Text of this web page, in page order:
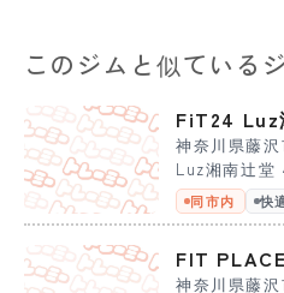
このジムと似ている
FiT24 Luz
神奈川県藤
Luz湘南辻堂
同市内 快
FIT
神奈川県藤